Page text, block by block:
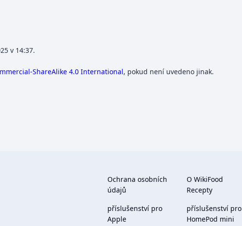
v 14:37.
ShareAlike 4.0 International, pokud není uvedeno jinak.
Ochrana osobních
údajů
O WikiFood
Recepty
příslušenství pro
Apple
příslušenství pro
HomePod mini